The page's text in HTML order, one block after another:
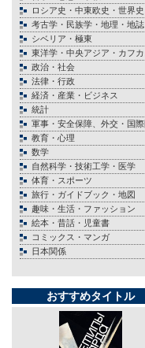
ロシア史・中東欧史・世界史
考古学・民族学・地理・地誌
シベリア・極東
東洋学・中央アジア・カフカ
政治・社会
法律・行政
経済・産業・ビジネス
統計
軍事・安全保障、外交・国
教育・心理
数学
自然科学・技術工学・医学
体育・スポーツ
旅行・ガイドブック・地図
趣味・生活・ファッション
絵本・昔話・児童書
コミックス・マンガ
日本関係
おすすめタイトル